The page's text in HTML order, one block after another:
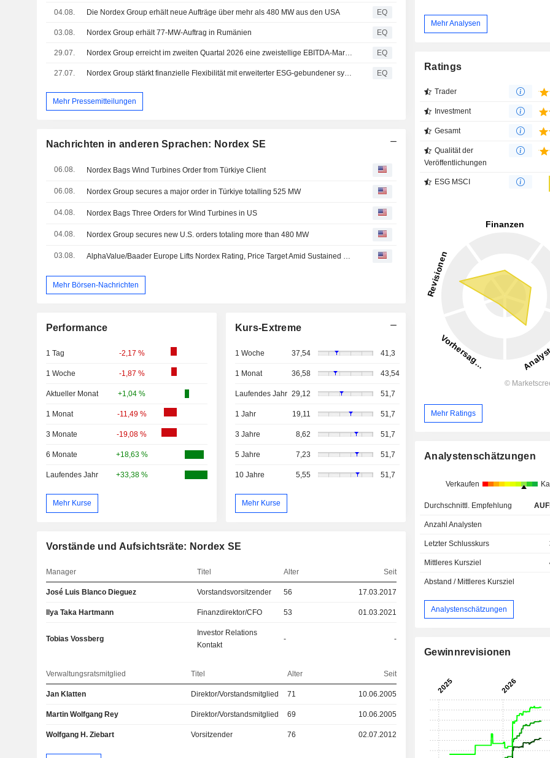
04.08. Die Nordex Group erhält neue Aufträge über mehr als 480 MW aus den USA EQ
03.08. Nordex Group erhält 77-MW-Auftrag in Rumänien EQ
29.07. Nordex Group erreicht im zweiten Quartal 2026 eine zweistellige EBITDA-Marge, steigert den Auftragseingang deutlich und erzielt einen positiven Freien Cashflow EQ
27.07. Nordex Group stärkt finanzielle Flexibilität mit erweiterter ESG-gebundener syndizierter Multiwährungs-Garantiefazilität über 2,475 Mrd. EUR EQ
Mehr Pressemitteilungen
Nachrichten in anderen Sprachen: Nordex SE
06.08. Nordex Bags Wind Turbines Order from Türkiye Client
06.08. Nordex Group secures a major order in Türkiye totalling 525 MW
04.08. Nordex Bags Three Orders for Wind Turbines in US
04.08. Nordex Group secures new U.S. orders totaling more than 480 MW
03.08. AlphaValue/Baader Europe Lifts Nordex Rating, Price Target Amid Sustained Order Book Strength in H1
Mehr Börsen-Nachrichten
Performance
1 Tag -2,17 %
1 Woche -1,87 %
Aktueller Monat +1,04 %
1 Monat -11,49 %
3 Monate -19,08 %
6 Monate +18,63 %
Laufendes Jahr +33,38 %
Mehr Kurse
Kurs-Extreme
1 Woche 37,54 41,3
1 Monat 36,58 43,54
Laufendes Jahr 29,12 51,7
1 Jahr 19,11 51,7
3 Jahre 8,62 51,7
5 Jahre 7,23 51,7
10 Jahre 5,55 51,7
Mehr Kurse
Vorstände und Aufsichtsräte: Nordex SE
Manager Titel Alter Seit
José Luis Blanco Dieguez Vorstandsvorsitzender 56 17.03.2017
Ilya Taka Hartmann Finanzdirektor/CFO 53 01.03.2021
Tobias Vossberg
Investor Relations
Kontakt
- -
Verwaltungsratsmitglied Titel Alter Seit
Jan Klatten Direktor/Vorstandsmitglied 71 10.06.2005
Martin Wolfgang Rey Direktor/Vorstandsmitglied 69 10.06.2005
Wolfgang H. Ziebart Vorsitzender 76 02.07.2012
Mehr Analysen
Ratings
Trader
Investment
Gesamt
Qualität der
Veröffentlichungen
ESG MSCI
Mehr Ratings
Analystenschätzungen
Verkaufen
Durchschnittl. Empfehlung
Anzahl Analysten
Letzter Schlusskurs
Mittleres Kursziel
Abstand / Mittleres Kursziel
Analystenschätzungen
Gewinnrevisionen